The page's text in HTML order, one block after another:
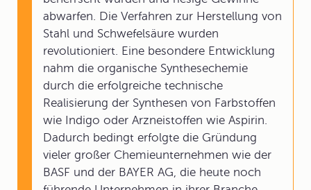
abwarfen. Die Verfahren zur Herstellung von
Stahl und Schwefelsäure wurden
revolutioniert. Eine besondere Entwicklung
nahm die organische Synthesechemie
durch die erfolgreiche technische
Realisierung der Synthesen von Farbstoffen
wie Indigo oder Arzneistoffen wie Aspirin.
Dadurch bedingt erfolgte die Gründung
vieler großer Chemieunternehmen wie der
BASF und der BAYER AG, die heute noch